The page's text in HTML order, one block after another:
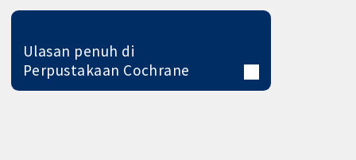
Ulasan penuh di
Perpustakaan Cochrane